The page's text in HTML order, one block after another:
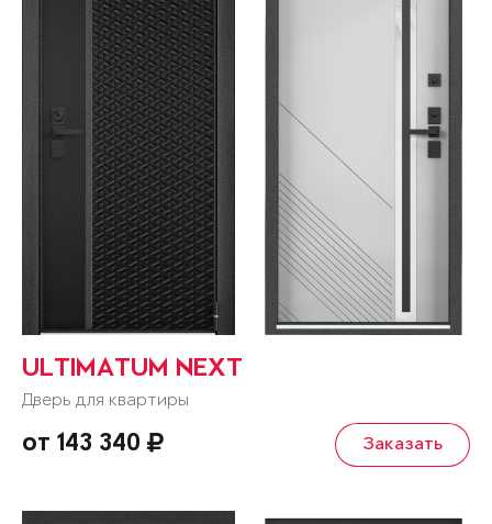
ULTIMATUM NEXT
Дверь для квартиры
от 143 340 Заказать